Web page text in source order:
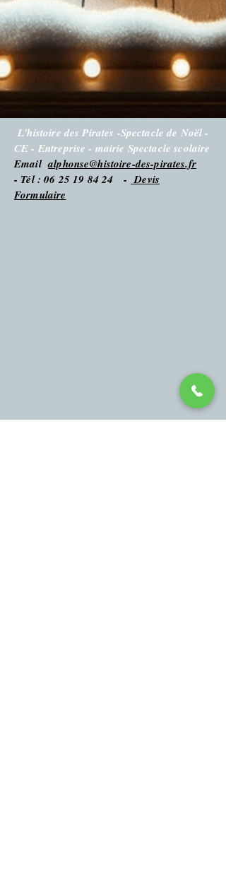
L'histoire des Pirates -Spectacle de Noël -
CE - Entreprise - mairie Spectacle scolaire
Emailalphonse@histoire-des-pirates.fr
- Tél : 06 25 19 84 24 - Devis
Formulaire